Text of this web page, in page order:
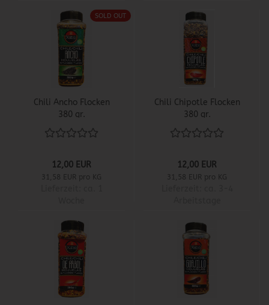
SOLD OUT
Chili Ancho Flocken
380 gr.
12,00 EUR
31,58 EUR pro KG
Chili Chipotle Flocken
380 gr.
12,00 EUR
31,58 EUR pro KG